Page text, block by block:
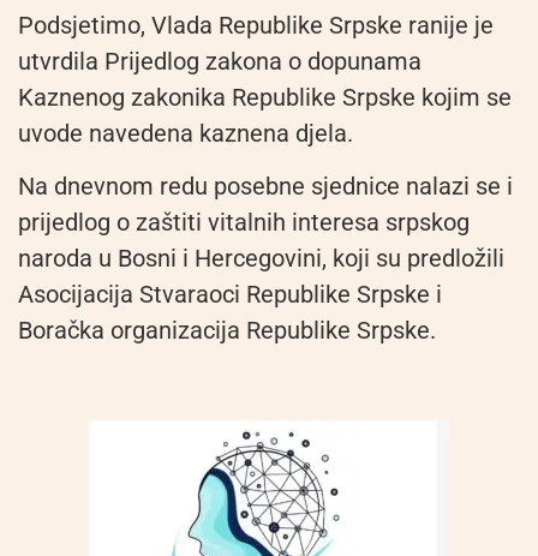
Podsjetimo, Vlada Republike Srpske ranije je
utvrdila Prijedlog zakona o dopunama
Kaznenog zakonika Republike Srpske kojim se
uvode navedena kaznena djela.
Na dnevnom redu posebne sjednice nalazi se i
prijedlog o zaštiti vitalnih interesa srpskog
naroda u Bosni i Hercegovini, koji su predložili
Asocijacija Stvaraoci Republike Srpske i
Boračka organizacija Republike Srpske.